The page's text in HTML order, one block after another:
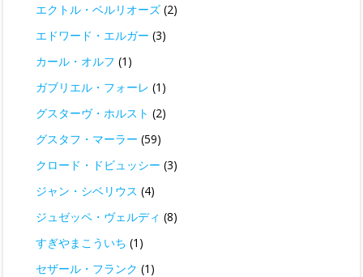
エクトル・ベルリオーズ (2)
エドワード・エルガー (3)
カール・オルフ (1)
ガブリエル・フォーレ (1)
グスターヴ・ホルスト (2)
グスタフ・マーラー (59)
クロード・ドビュッシー (3)
ジャン・シベリウス (4)
ジュゼッペ・ヴェルディ (8)
すぎやまこういち (1)
セザール・フランク (1)